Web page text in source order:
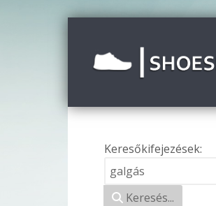
Keresési űrlap
Keresőkifejezések:
Keresés...